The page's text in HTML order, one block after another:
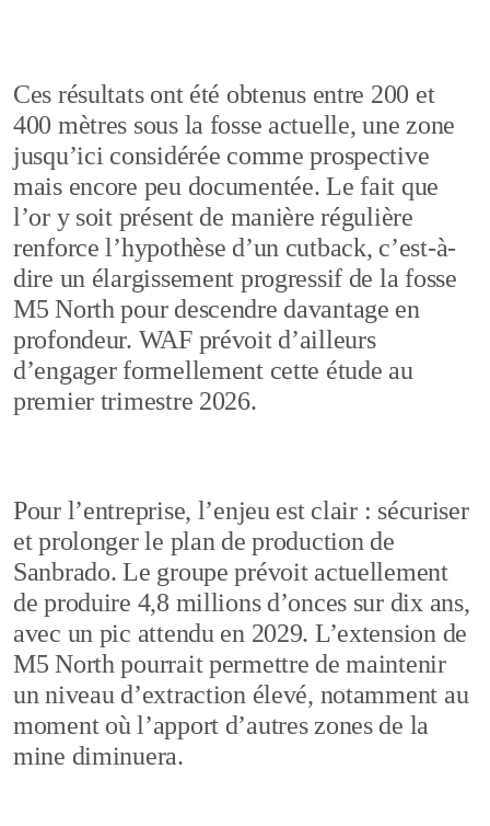
Ces résultats ont été obtenus entre 200 et
400 mètres sous la fosse actuelle, une zone
jusqu’ici considérée comme prospective
mais encore peu documentée. Le fait que
l’or y soit présent de manière régulière
renforce l’hypothèse d’un cutback, c’est-à-
dire un élargissement progressif de la fosse
M5 North pour descendre davantage en
profondeur. WAF prévoit d’ailleurs
d’engager formellement cette étude au
premier trimestre 2026.
Pour l’entreprise, l’enjeu est clair : sécuriser
et prolonger le plan de production de
Sanbrado. Le groupe prévoit actuellement
de produire 4,8 millions d’onces sur dix ans,
avec un pic attendu en 2029. L’extension de
M5 North pourrait permettre de maintenir
un niveau d’extraction élevé, notamment au
moment où l’apport d’autres zones de la
mine diminuera.